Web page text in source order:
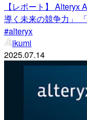
【レポート】 Alteryx
導く未来の競争力」
#alteryx
ikumi
2025.07.14